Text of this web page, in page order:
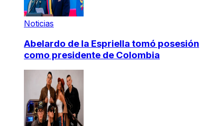
Noticias
Abelardo de la Espriella tomó posesión
como presidente de Colombia